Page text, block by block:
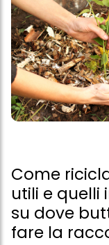
Come
utili e quelli
su dove
fare la